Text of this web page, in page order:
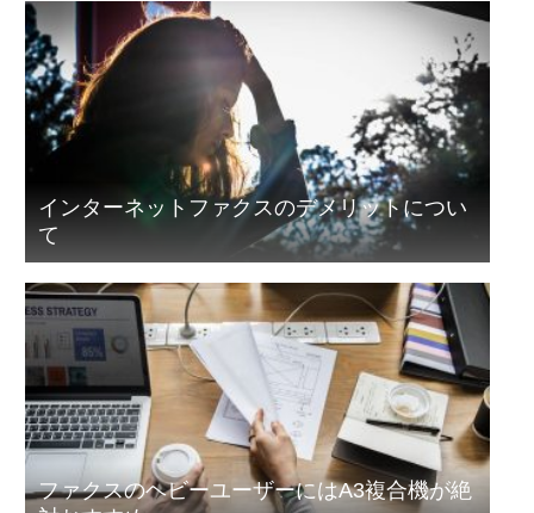
インターネットファクスのデメリットについ
て
ファクスのヘビーユーザーにはA3複合機が絶